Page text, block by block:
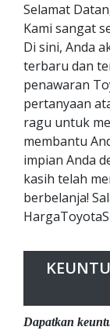
Selamat
Kami sangat
Di sini, Anda
terbaru dan
penawaran
pertanyaan
ragu untuk
membantu
impian Anda
kasih telah
berbelanja!
Dapatkan